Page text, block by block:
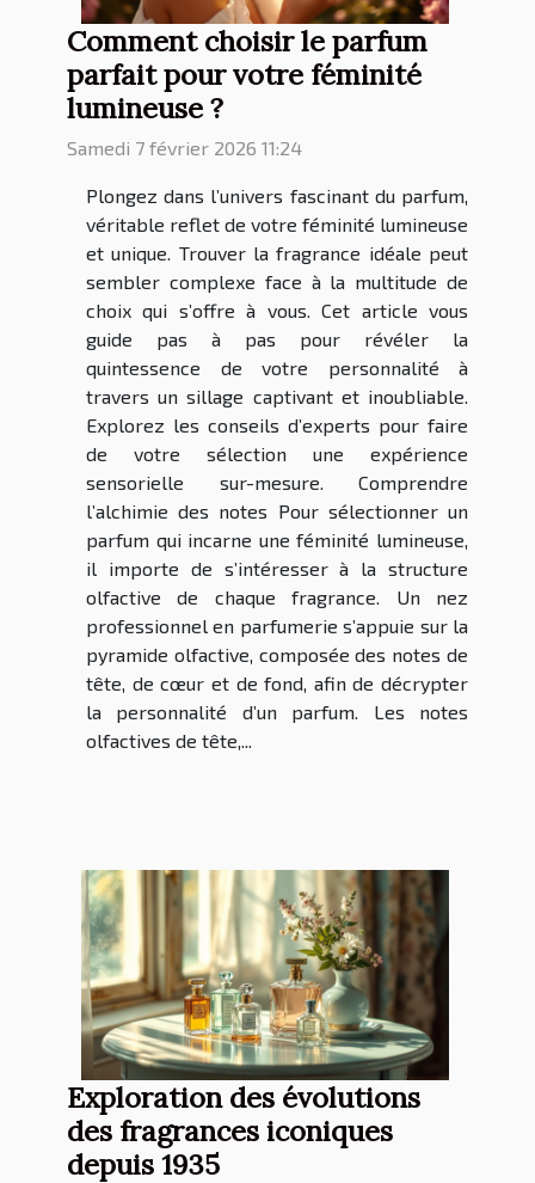
Comment choisir le parfum
parfait pour votre féminité
lumineuse ?
Samedi 7 février 2026 11:24
Plongez dans l’univers fascinant du parfum,
véritable reflet de votre féminité lumineuse
et unique. Trouver la fragrance idéale peut
sembler complexe face à la multitude de
choix qui s’offre à vous. Cet article vous
guide pas à pas pour révéler la
quintessence de votre personnalité à
travers un sillage captivant et inoubliable.
Explorez les conseils d’experts pour faire
de votre sélection une expérience
sensorielle sur-mesure. Comprendre
l’alchimie des notes Pour sélectionner un
parfum qui incarne une féminité lumineuse,
il importe de s’intéresser à la structure
olfactive de chaque fragrance. Un nez
professionnel en parfumerie s’appuie sur la
pyramide olfactive, composée des notes de
tête, de cœur et de fond, afin de décrypter
la personnalité d’un parfum. Les notes
olfactives de tête,...
Exploration des évolutions
des fragrances iconiques
depuis 1935